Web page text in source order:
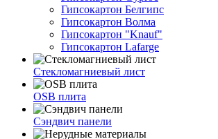
Гипсокартон Белгипс
Гипсокартон Волма
Гипсокартон "Knauf"
Гипсокартон Lafarge
Стекломагниевый лист
OSB плита
Сэндвич панели